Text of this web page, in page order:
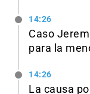
14:26
Caso
para la
14:26
La causa